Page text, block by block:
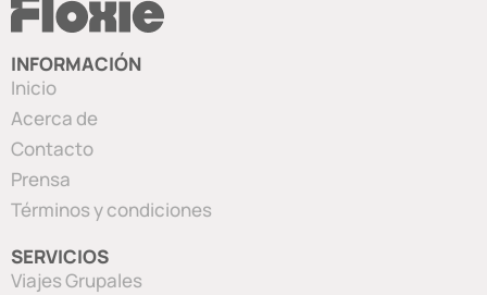
INFORMACIÓN
Inicio
Acerca de
Contacto
Prensa
Términos y condiciones
SERVICIOS
Viajes Grupales